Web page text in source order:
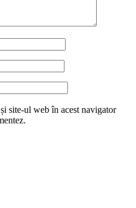
site-ul web în acest navigator